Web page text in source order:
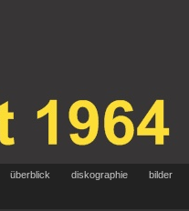
überblick diskographie bilder